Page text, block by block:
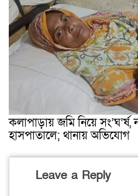
কলাপাড়ায় জমি নিয়ে
হাসপাতালে; থানায় অভিযোগ
Leave a Reply